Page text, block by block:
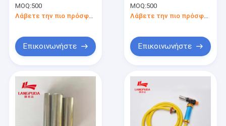
Προϊόντα
Περίπου εμείς
αερίου
MOQ:500
Λάβετε την πιο πρόσφατη τιμή
Επικοινωνήστε
MOQ:500
Επικοινωνήστε